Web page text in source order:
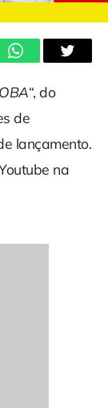
“, do
de
lançamento.
na